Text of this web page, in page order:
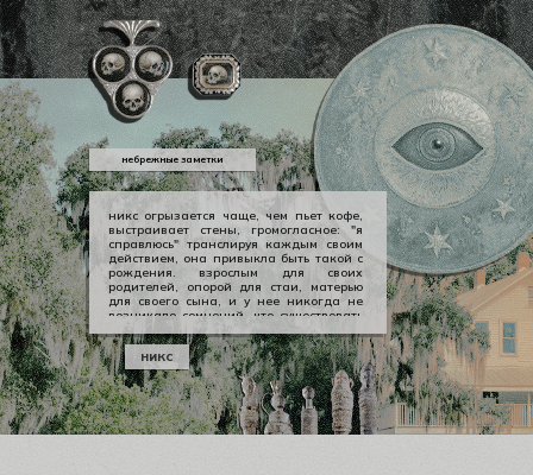
никс огрызается чаще, чем пьет кофе,
выстраивает стены, громогласное: "я
справлюсь" транслируя каждым своим
действием, она привыкла быть такой с
рождения. взрослым для своих
родителей, опорой для стаи, матерью
для своего сына, и у нее никогда не
возникало сомнений, что существовать
можно в принципе своем как-то иначе.
у никс опора — она сама, даже если
уже давно изломанная, совершенно
ненадежная, но помощи она просит
тогда, когда не остается уже выбора.
никс
небрежные заметки